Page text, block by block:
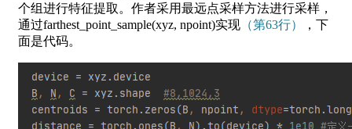
个组进行特征提取。作者采用最远点采样方法进行采样，
通过farthest_point_sample(xyz, npoint)实现 （第63行）
，下
面是代码。